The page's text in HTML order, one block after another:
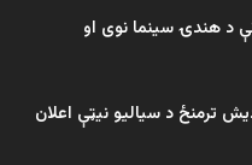
د هندۍ سینما نوی او
ترمنځ د سیالیو نیټې اعلان